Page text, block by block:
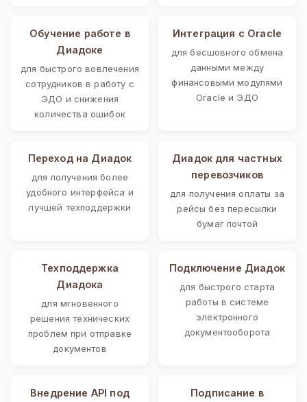
Обучение работе в
Диадоке
для быстрого вовлечения
сотрудников в работу с
ЭДО и снижения
количества ошибок
Интеграция с Oracle
для бесшовного обмена
данными между
финансовыми модулями
Oracle и ЭДО
Переход на Диадок
для получения более
удобного интерфейса и
лучшей техподдержки
Диадок для частных
перевозчиков
для получения оплаты за
рейсы без пересылки
бумаг почтой
Техподдержка
Диадока
для мгновенного
решения технических
проблем при отправке
документов
Подключение Диадок
для быстрого старта
работы в системе
электронного
документооборота
Внедрение API под
Подписание в